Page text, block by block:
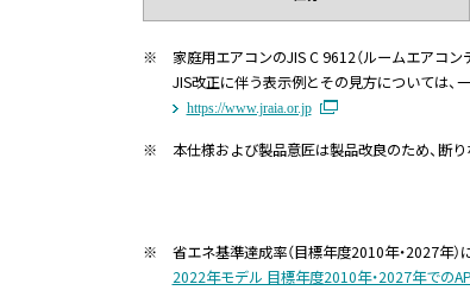
※
家庭用エアコンのJIS C 9612（ルームエアコ
JIS改正に伴う表示例とその見方については、
https://www.jraia.or.jp
※ 本仕様および製品意匠は製品改良のため、断
※
省エネ基準達成率（目標年度2010年・2027年
2022年モデル 目標年度2010年・2027年での